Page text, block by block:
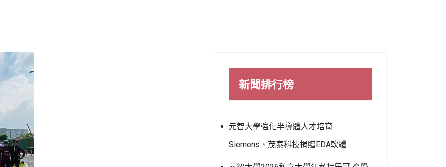
新聞排行榜
元智大學強化半導體人才培育
Siemens、茂泰科技捐贈EDA軟體